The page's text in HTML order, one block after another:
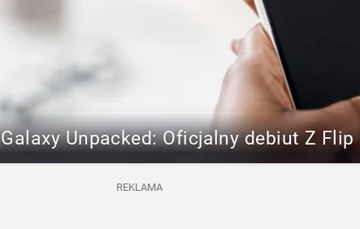
Galaxy Unpacked: Oficjalny debiut Z
REKLAMA